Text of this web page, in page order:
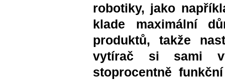
robotiky, jako
klade maximální
produktů, takže
vytírač si sami
stoprocentně